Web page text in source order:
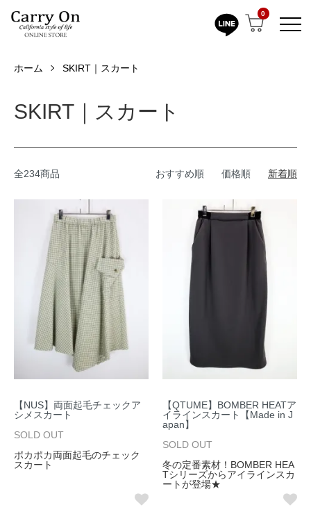
0
ホーム SKIRT｜スカート
SKIRT｜スカート
全234商品 おすすめ順 価格順 新着順
【NUS】両面起毛チェックア
シメスカート
SOLD OUT
ポカポカ両面起毛のチェック
スカート
【QTUME】BOMBER HEATア
イラインスカート【Made in J
apan】
SOLD OUT
冬の定番素材！BOMBER HEA
Tシリーズからアイラインスカ
ートが登場★